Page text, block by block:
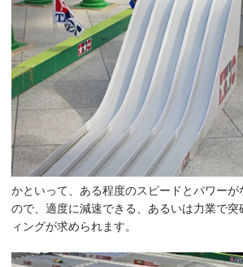
かといって、ある程度のスピードとパワー
ので、適度に減速できる、あるいは力業で
ィングが求められます。